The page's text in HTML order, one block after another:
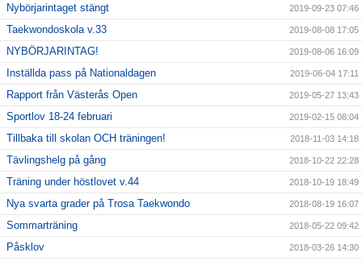
Nybörjarintaget stängt 2019-09-23 07:46
Taekwondoskola v.33 2019-08-08 17:05
NYBÖRJARINTAG! 2019-08-06 16:09
Inställda pass på Nationaldagen 2019-06-04 17:11
Rapport från Västerås Open 2019-05-27 13:43
Sportlov 18-24 februari 2019-02-15 08:04
Tillbaka till skolan OCH träningen! 2018-11-03 14:18
Tävlingshelg på gång 2018-10-22 22:28
Träning under höstlovet v.44 2018-10-19 18:49
Nya svarta grader på Trosa Taekwondo 2018-08-19 16:07
Sommarträning 2018-05-22 09:42
Påsklov 2018-03-26 14:30